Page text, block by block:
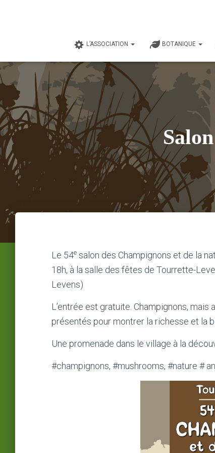
L’ASSOCIATION BOTANIQUE
Le 54e salon des Champignons et de la
18h, à la salle des fêtes de Tourrette-
Levens)
L’entrée est gratuite. Champignons,
présentés pour montrer la richesse et la
Une promenade dans le village à la
#champignons, #mushrooms, #nature #